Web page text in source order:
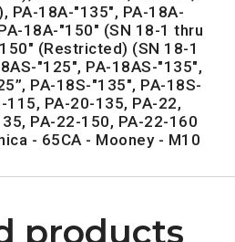
PA-18A-"135", PA-18A-
18A-"150" (SN 18-1 thru
(Restricted) (SN 18-1
"125", PA-18AS-"135",
PA-18S-"135", PA-18S-
115, PA-20-135, PA-22,
PA-22-150, PA-22-160
- 65CA - Mooney - M10
products